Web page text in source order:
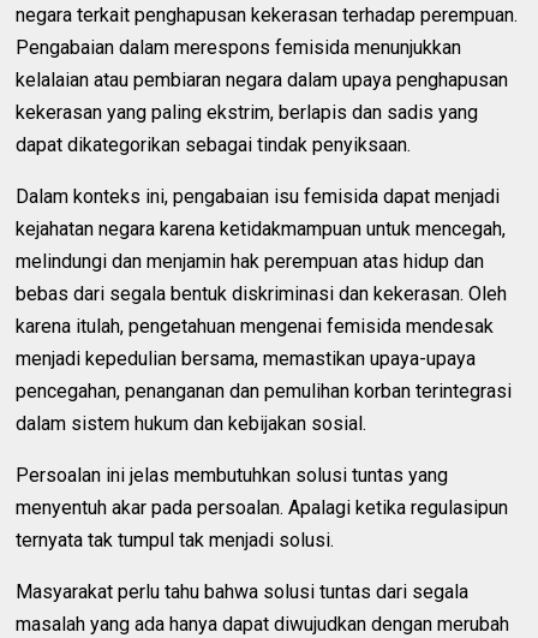
negara terkait penghapusan kekerasan terhadap perempuan.
Pengabaian dalam merespons femisida menunjukkan
kelalaian atau pembiaran negara dalam upaya penghapusan
kekerasan yang paling ekstrim, berlapis dan sadis yang
dapat dikategorikan sebagai tindak penyiksaan.
Dalam konteks ini, pengabaian isu femisida dapat menjadi
kejahatan negara karena ketidakmampuan untuk mencegah,
melindungi dan menjamin hak perempuan atas hidup dan
bebas dari segala bentuk diskriminasi dan kekerasan. Oleh
karena itulah, pengetahuan mengenai femisida mendesak
menjadi kepedulian bersama, memastikan upaya-upaya
pencegahan, penanganan dan pemulihan korban terintegrasi
dalam sistem hukum dan kebijakan sosial.
Persoalan ini jelas membutuhkan solusi tuntas yang
menyentuh akar pada persoalan. Apalagi ketika regulasipun
ternyata tak tumpul tak menjadi solusi.
Masyarakat perlu tahu bahwa solusi tuntas dari segala
masalah yang ada hanya dapat diwujudkan dengan merubah